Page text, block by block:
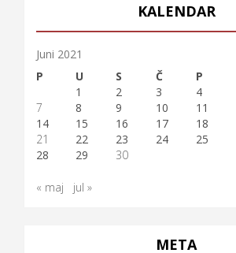
KALENDAR
Juni 2021
P
U S Č P
1
2 3 4
7
8 9 10 11
14
15 16 17 18
21
22 23 24 25
28
29 30
« maj jul »
META